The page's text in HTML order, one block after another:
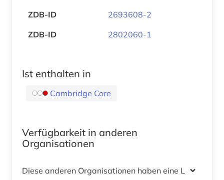
ZDB-ID
2693608-2
ZDB-ID
2802060-1
Ist enthalten in
Cambridge Core
Verfügbarkeit in anderen
Organisationen
Diese anderen Organisationen haben eine Lizenz